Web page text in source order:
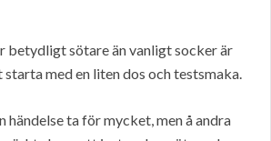
betydligt sötare än vanligt socker är
med en liten dos och testsmaka.
händelse ta för mycket, men å andra